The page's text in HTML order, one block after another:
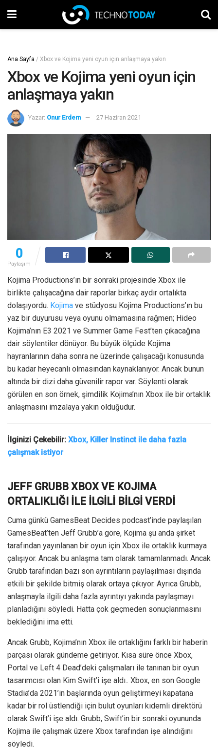
Ana Sayfa / Xbox ve Kojima yeni oyun için anlaşmaya yakın
Xbox ve Kojima yeni oyun için
anlaşmaya yakın
Yazar: Onur Erdem 27 Haziran 2021
0
Paylaşım
Kojima Productions’ın bir sonraki projesinde Xbox ile
birlikte çalışacağına dair raporlar birkaç aydır ortalıkta
dolaşıyordu. Kojima ve stüdyosu Kojima Productions’ın bu
yaz bir duyurusu veya oyunu olmamasına rağmen; Hideo
Kojima’nın E3 2021 ve Summer Game Fest’ten çıkacağına
dair söylentiler dönüyor. Bu büyük ölçüde Kojima
hayranlarının daha sonra ne üzerinde çalışacağı konusunda
bu kadar heyecanlı olmasından kaynaklanıyor. Ancak bunun
altında bir dizi daha güvenilir rapor var. Söylenti olarak
görülen en son örnek, şimdilik Kojima’nın Xbox ile bir ortaklık
anlaşmasını imzalaya yakın olduğudur.
İlginizi Çekebilir: Xbox, Killer Instinct ile daha fazla
çalışmak istiyor
JEFF GRUBB XBOX VE KOJIMA
ORTALIKLIĞI İLE İLGİLİ BİLGİ VERDİ
Cuma günkü GamesBeat Decides podcast’inde paylaşılan
GamesBeat’ten Jeff Grubb’a göre, Kojima şu anda şirket
tarafından yayınlanan bir oyun için Xbox ile ortaklık kurmaya
çalışıyor. Ancak bu anlaşma tam olarak tamamlanmadı. Ancak
Grubb tarafından bazı son ayrıntıların paylaşılması dışında
etkili bir şekilde bitmiş olarak ortaya çıkıyor. Ayrıca Grubb,
anlaşmayla ilgili daha fazla ayrıntıyı yakında paylaşmayı
planladığını söyledi. Hatta çok geçmeden sonuçlanmasını
beklediğini ima etti.
Ancak Grubb, Kojima’nın Xbox ile ortaklığını farklı bir haberin
parçası olarak gündeme getiriyor. Kısa süre önce Xbox,
Portal ve Left 4 Dead’deki çalışmaları ile tanınan bir oyun
tasarımcısı olan Kim Swift’i işe aldı.. Xbox, en son Google
Stadia’da 2021’in başlarında oyun geliştirmeyi kapatana
kadar bir rol üstlendiği için bulut oyunları kıdemli direktörü
olarak Swift’i işe aldı. Grubb, Swift’in bir sonraki oyununda
Kojima ile çalışmak üzere Xbox tarafından işe alındığını
söyledi.